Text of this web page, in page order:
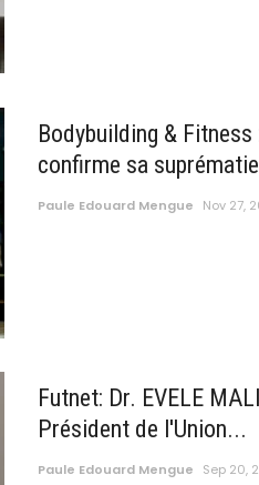
Bodybuilding &
confirme sa
Paule Edouard Mengue Nov 27,
Futnet: Dr. EVELE
Président de l'Union...
Paule Edouard Mengue Sep 20,